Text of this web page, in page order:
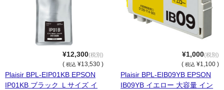
リソー RISO
リコー RICOH
デュプロ duplo
¥12,300(税別)
( 税込 ¥13,530 )
Plaisir BPL-EIP01KB EPSON
IP01KB ブラック Ｌサイズ イ
¥1,000(税別)
( 税込 ¥1,100 )
Plaisir BPL-EIB09YB EPSON
IB09YB イエロー 大容量 イン